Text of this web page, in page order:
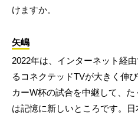
けますか。
矢嶋
2022年は、インターネット経
るコネクテッドTVが大きく伸
カーW杯の試合を中継して、
は記憶に新しいところです。